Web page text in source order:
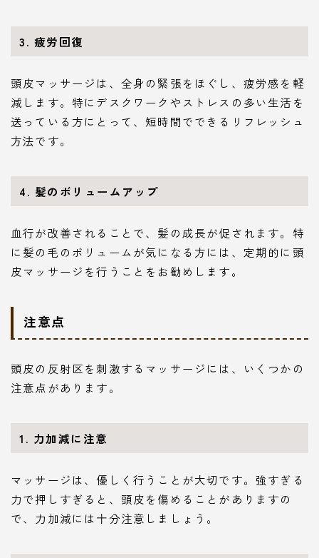
3. 疲労回復
頭皮マッサージは、全身の緊張をほぐし、疲労感を軽
減します。特にデスクワークやストレスの多い生活を
送っている方にとって、短時間でできるリフレッシュ
方法です。
4. 髪のボリュームアップ
血行が改善されることで、髪の成長が促されます。特
に髪の毛のボリュームが気になる方には、定期的に頭
皮マッサージを行うことをお勧めします。
注意点
頭皮の反射区を刺激するマッサージには、いくつかの
注意点があります。
1. 力加減に注意
マッサージは、優しく行うことが大切です。強すぎる
力で押しすぎると、頭皮を傷めることがありますの
で、力加減には十分注意しましょう。